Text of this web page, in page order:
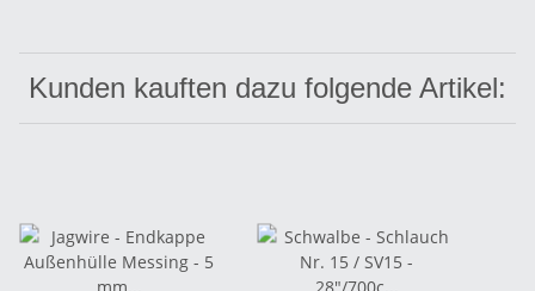
Kunden kauften dazu folgende Artikel: